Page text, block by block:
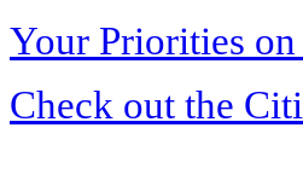
Your Priorities
Check out the